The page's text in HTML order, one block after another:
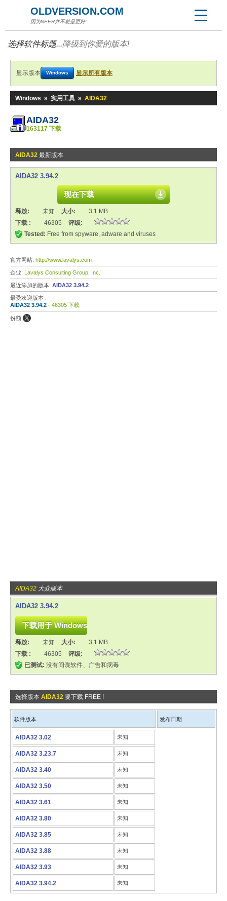
OLDVERSION.COM
因为NEER并不总是更好!
选择软件标题...降级到你爱的版本!
显示版本 Windows 显示所有版本
Windows » 实用工具 » AIDA32
AIDA32
163117 下载
AIDA32 最新版本
AIDA32 3.94.2
现在下载
释放: 未知 大小:
3.1 MB
下载 :
46305
评级:
Tested: Free from spyware, adware and viruses
官方网站: http://www.lavalys.com
企业: Lavalys Consulting Group, Inc.
最近添加的版本: AIDA32 3.94.2
最受欢迎版本 :
AIDA32 3.94.2 - 46305 下载
份额:
AIDA32 大众版本
AIDA32 3.94.2
释放: 未知 大小:
3.1 MB
下载 :
46305
评级:
已测试: 没有间谍软件、广告和病毒
选择版本 AIDA32 要下载 FREE !
软件版本 发布日期
AIDA32 3.02 未知
AIDA32 3.23.7 未知
AIDA32 3.40 未知
AIDA32 3.50 未知
AIDA32 3.61 未知
AIDA32 3.80 未知
AIDA32 3.85 未知
AIDA32 3.88 未知
AIDA32 3.93 未知
AIDA32 3.94.2 未知